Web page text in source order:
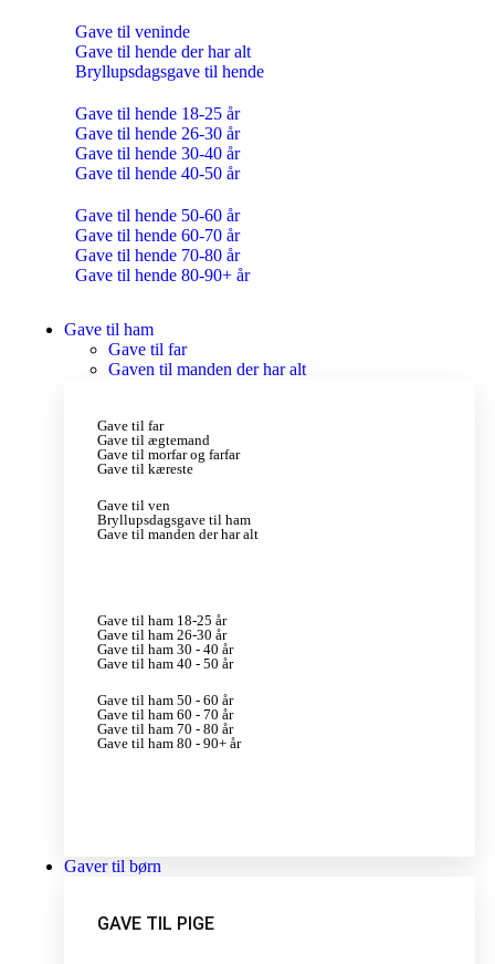
Gave til veninde
Gave til hende der har alt
Bryllupsdagsgave til hende
Gave til hende 18-25 år
Gave til hende 26-30 år
Gave til hende 30-40 år
Gave til hende 40-50 år
Gave til hende 50-60 år
Gave til hende 60-70 år
Gave til hende 70-80 år
Gave til hende 80-90+ år
Gave til ham
Gave til far
Gaven til manden der har alt
Gave til far
Gave til ægtemand
Gave til morfar og farfar
Gave til kæreste
Gave til ven
Bryllupsdagsgave til ham
Gave til manden der har alt
Gave til ham 18-25 år
Gave til ham 26-30 år
Gave til ham 30 - 40 år
Gave til ham 40 - 50 år
Gave til ham 50 - 60 år
Gave til ham 60 - 70 år
Gave til ham 70 - 80 år
Gave til ham 80 - 90+ år
Gaver til børn
GAVE TIL PIGE